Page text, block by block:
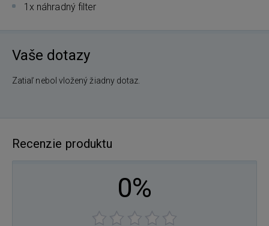
1x náhradný filter
Vaše dotazy
Zatiaľ nebol vložený žiadny dotaz.
Recenzie produktu
0%